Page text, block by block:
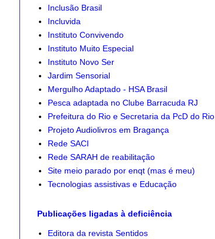
Inclusão Brasil
Incluvida
Instituto Convivendo
Instituto Muito Especial
Instituto Novo Ser
Jardim Sensorial
Mergulho Adaptado - HSA Brasil
Pesca adaptada no Clube Barracuda RJ
Prefeitura do Rio e Secretaria da PcD do Rio
Projeto Audiolivros em Bragança
Rede SACI
Rede SARAH de reabilitação
Site meio parado por enqt (mas é meu)
Tecnologias assistivas e Educação
Publicações ligadas à deficiência
Editora da revista Sentidos